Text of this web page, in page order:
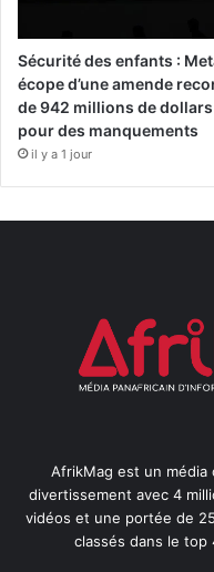
Sécurité des enfants :
écope d’une amende
de 942 millions de dollars
pour des manquements
il y a 1 jour
AfrikMag est un média
divertissement avec 4
vidéos et une portée de
classés dans le top